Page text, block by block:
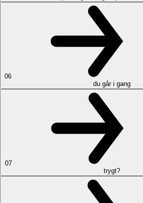
06
du går i gang
07
trygt?